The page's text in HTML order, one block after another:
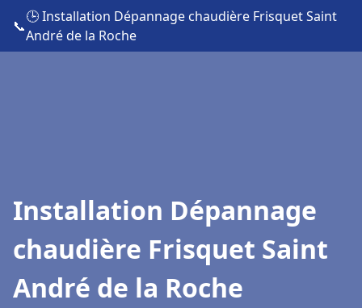
📞
🕒 Installation Dépannage chaudière Frisquet Saint
André de la Roche
Installation Dépannage
chaudière Frisquet Saint
André de la Roche